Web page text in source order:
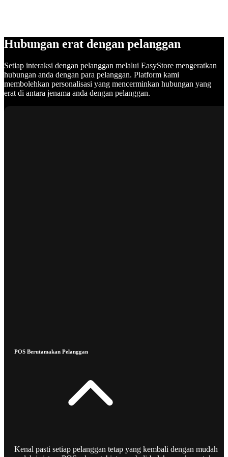
Hubungan erat dengan pelanggan
Setiap interaksi dengan pelanggan melalui EasyStore mengeratkan
hubungan anda dengan para pelanggan. Platform kami
membolehkan personalisasi yang mencerminkan hubungan yang
erat di antara jenama anda dengan pelanggan.
POS Berutamakan Pelanggan
Kenal pasti setiap pelanggan tetap yang kembali dengan mudah